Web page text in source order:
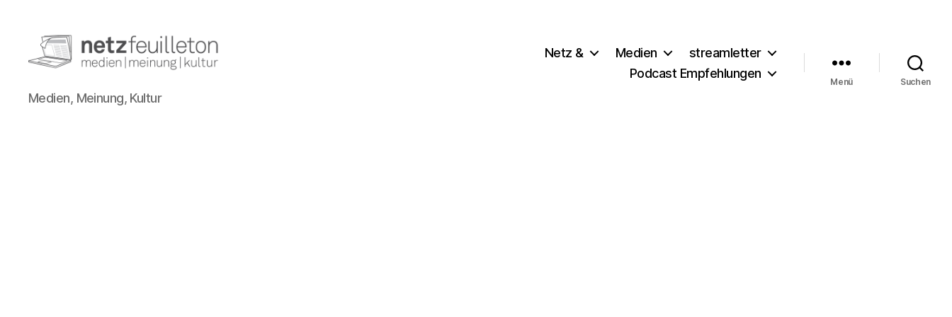
netzfeuilleton.de
Medien, Meinung, Kultur
Netz & Medien
streamletter
Podcast Empfehlungen
Menü Suchen